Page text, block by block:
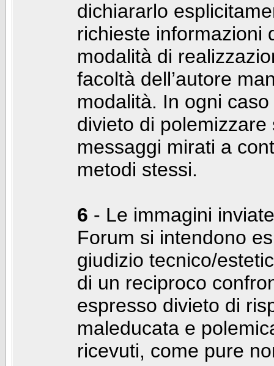
dichiararlo
richieste informazioni
modalità di
facoltà dell’autore
modalità. In ogni
divieto di
messaggi mirati a
metodi stessi.
6 - Le immagini
Forum si intendono
giudizio tecnico/
di un reciproco
espresso divieto di
maleducata e
ricevuti, come pure